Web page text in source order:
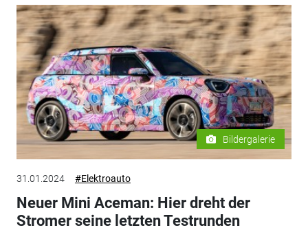
Bildergalerie
31.01.2024 #Elektroauto
Neuer Mini Aceman: Hier dreht der
Stromer seine letzten Testrunden